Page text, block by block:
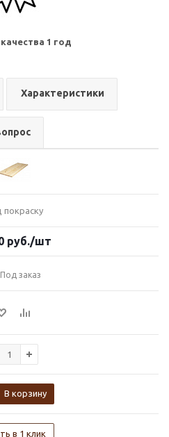
1 год
Характеристики
покраску
руб./шт
Под заказ
В корзину
в 1 клик